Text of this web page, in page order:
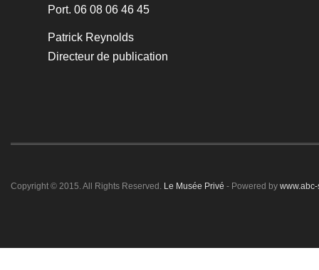
Port. 06 08 06 46 45
Patrick Reynolds
Directeur de publication
Copyright © 2015. All Rights Reserved. Le Musée Privé - Powered by